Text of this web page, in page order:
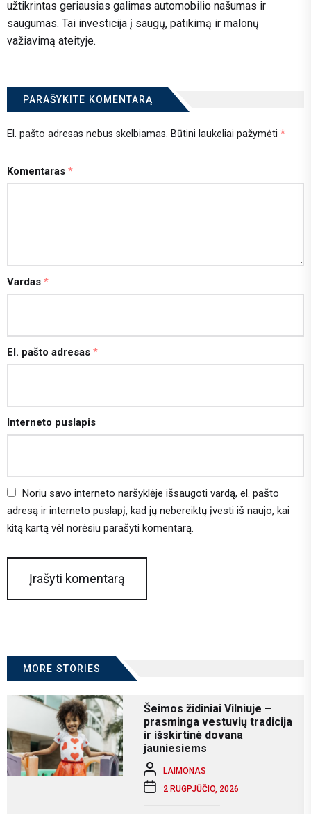
užtikrintas geriausias galimas automobilio našumas ir
saugumas. Tai investicija į saugų, patikimą ir malonų
važiavimą ateityje.
PARAŠYKITE KOMENTARĄ
El. pašto adresas nebus skelbiamas. Būtini laukeliai pažymėti *
Komentaras *
Vardas *
El. pašto adresas *
Interneto puslapis
Noriu savo interneto naršyklėje išsaugoti vardą, el. pašto
adresą ir interneto puslapį, kad jų nebereiktų įvesti iš naujo, kai
kitą kartą vėl norėsiu parašyti komentarą.
MORE STORIES
Šeimos židiniai Vilniuje –
prasminga vestuvių tradicija
ir išskirtinė dovana
jauniesiems
LAIMONAS
2 RUGPJŪČIO, 2026